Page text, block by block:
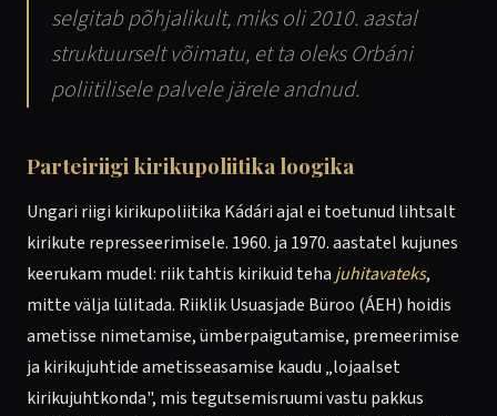
selgitab põhjalikult, miks oli 2010. aastal
struktuurselt võimatu, et ta oleks Orbáni
poliitilisele palvele järele andnud.
Parteiriigi kirikupoliitika loogika
Ungari riigi kirikupoliitika Kádári ajal ei toetunud lihtsalt
kirikute represseerimisele. 1960. ja 1970. aastatel kujunes
keerukam mudel: riik tahtis kirikuid teha juhitavateks,
mitte välja lülitada. Riiklik Usuasjade Büroo (ÁEH) hoidis
ametisse nimetamise, ümberpaigutamise, premeerimise
ja kirikujuhtide ametisseasamise kaudu „lojaalset
kirikujuhtkonda", mis tegutsemisruumi vastu pakkus